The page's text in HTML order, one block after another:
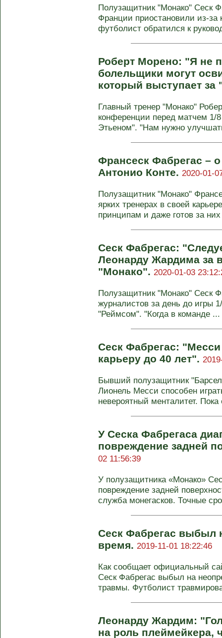
Полузащитник "Монако" Сеск
Франции приостановили из-за
футболист обратился к
Роберт Морено: "Я не
болельщики могут
который выступает
Главный тренер "Монако"
конференции перед матчем
Этьеном". "Нам нужно
Франсеск Фабрегас –
Антонио Конте. 2020-01-
Полузащитник "Монако"
ярких тренерах в своей
принципам и даже готов за
Сеск Фабрегас:
Леонарду Жардима за
"Монако". 2020-01-03
Полузащитник "Монако" Сеск
журналистов за день до игры
"Реймсом". "Когда в команде ...
Сеск Фабрегас:
карьеру до 40 лет".
Бывший полузащитник
Лионель Месси способен
невероятный менталитет.
У Сеска Фабрегаса
повреждение задней
02 11:56:39
У полузащитника «Монако»
повреждение задней
служба монегасков. Точные
Сеск Фабрегас выбыл
время. 2019-11-01 18:22:46
Как сообщает официальный
Сеск Фабрегас выбыл на
травмы. Футболист
Леонарду Жардим:
на роль плеймейкера,